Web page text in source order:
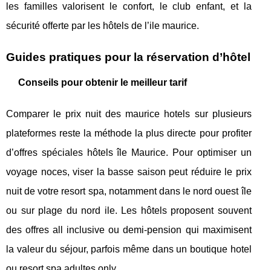
les familles valorisent le confort, le club enfant, et la
sécurité offerte par les hôtels de l’ile maurice.
Guides pratiques pour la réservation d’hôtel
Conseils pour obtenir le meilleur tarif
Comparer le prix nuit des maurice hotels sur plusieurs
plateformes reste la méthode la plus directe pour profiter
d’offres spéciales hôtels île Maurice. Pour optimiser un
voyage noces, viser la basse saison peut réduire le prix
nuit de votre resort spa, notamment dans le nord ouest île
ou sur plage du nord ile. Les hôtels proposent souvent
des offres all inclusive ou demi-pension qui maximisent
la valeur du séjour, parfois même dans un boutique hotel